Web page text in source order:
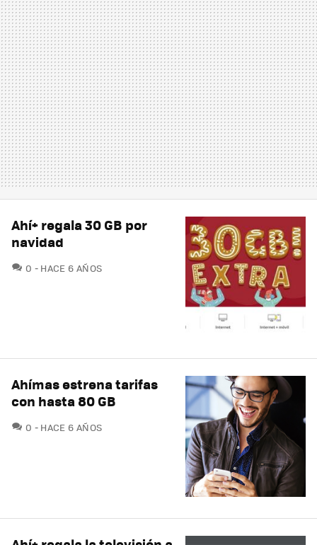
Ahí+ regala 30 GB por
navidad
0 COMENTARIOS
HACE 6 AÑOS
Ahímas estrena tarifas
con hasta 80 GB
0 COMENTARIOS
HACE 6 AÑOS